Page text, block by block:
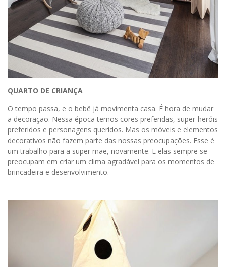
QUARTO DE CRIANÇA
O tempo passa, e o bebê já movimenta casa. É hora de mudar
a decoração. Nessa época temos cores preferidas, super-heróis
preferidos e personagens queridos. Mas os móveis e elementos
decorativos não fazem parte das nossas preocupações. Esse é
um trabalho para a super mãe, novamente. E elas sempre se
preocupam em criar um clima agradável para os momentos de
brincadeira e desenvolvimento.